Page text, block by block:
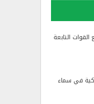
التابعة
في سماء